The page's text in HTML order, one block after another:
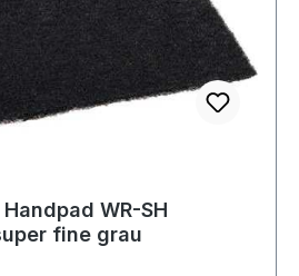
WR-SH
fine grau